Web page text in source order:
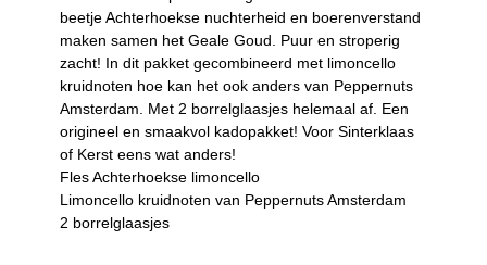
beetje Achterhoekse nuchterheid en boerenverstand
maken samen het Geale Goud. Puur en stroperig
zacht! In dit pakket gecombineerd met limoncello
kruidnoten hoe kan het ook anders van Peppernuts
Amsterdam. Met 2 borrelglaasjes helemaal af. Een
origineel en smaakvol kadopakket! Voor Sinterklaas
of Kerst eens wat anders!
Fles Achterhoekse limoncello
Limoncello kruidnoten van Peppernuts Amsterdam
2 borrelglaasjes